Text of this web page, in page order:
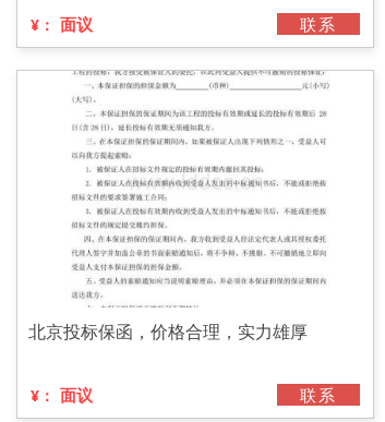
¥： 面议 联系
北京投标保函，价格合理，实力雄厚
¥： 面议 联系